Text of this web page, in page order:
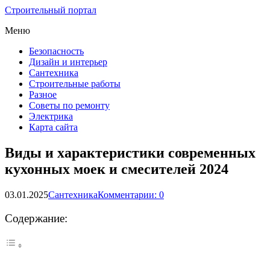
Строительный портал
Меню
Безопасность
Дизайн и интерьер
Сантехника
Строительные работы
Разное
Советы по ремонту
Электрика
Карта сайта
Виды и характеристики современных
кухонных моек и смесителей 2024
03.01.2025СантехникаКомментарии: 0
Содержание: